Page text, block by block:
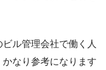
ル管理会社で働く人
なり参考になります